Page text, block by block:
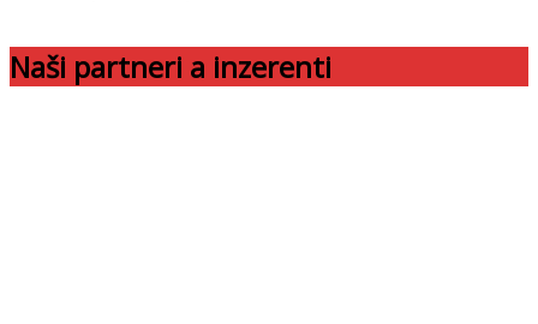
Naši partneri a inzerenti